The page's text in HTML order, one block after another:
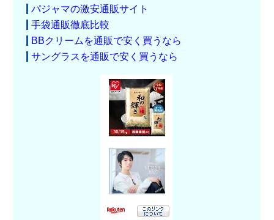
パジャマの激安通販サイト
手袋通販徹底比較
BBクリームを通販で安く買うなら
サングラスを通販で安く買うなら